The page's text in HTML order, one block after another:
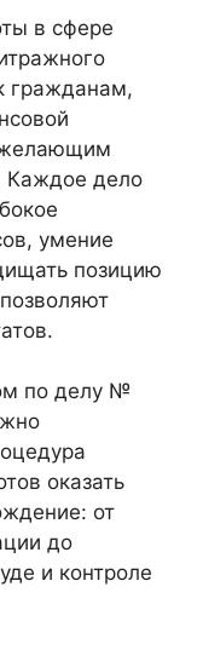
в сфере
гражданам,
желающим
Каждое дело
умение
позицию
по делу №
оказать
от
до
и контроле